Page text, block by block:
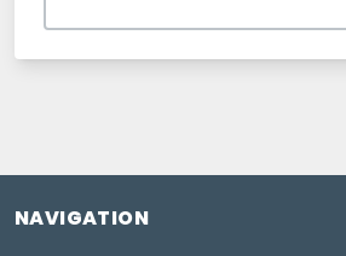
NAVIGATION